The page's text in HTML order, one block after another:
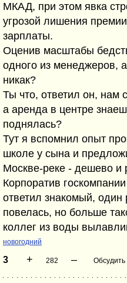
МКАД, при этом явка
угрозой лишения
зарплаты.
Оценив масштабы
одного из менеджеров,
никак?
Ты что, ответил он, нам
а аренда в центре
поднялась?
Тут я вспомнил опыт
школе у сына и
Москве-реке - дешево и
Корпоратив
ответил знакомый, один
повелась, но больше
коллег из воды
новогодний
3 + 282 – Обсудить